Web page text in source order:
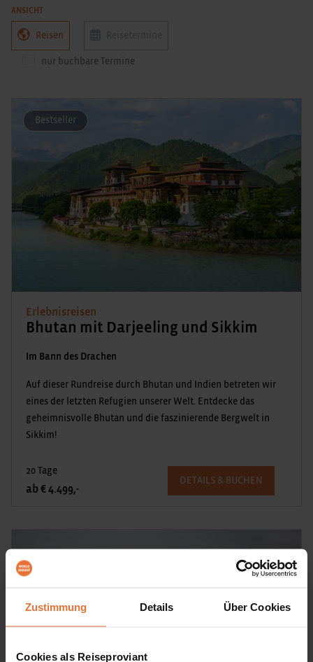
Zustimmung Details Über Cookies
Cookies als Reiseproviant
ANSICHT
Reisen
nur buchbare Termine
Bestseller
Erlebnisreisen
Bhutan mit Darjeeling und Sikkim
Im Bann des Drachen
Auf dieser Rundreise durch Bhutan und Indien betreten wir
eines der letzten Refugien unserer Welt. Entdecke das
geheimnisvolle Bhutan und die faszinierende Bergwelt in
Sikkim!
20 Tage
ab € 4.499,-
DETAILS & BUCHEN